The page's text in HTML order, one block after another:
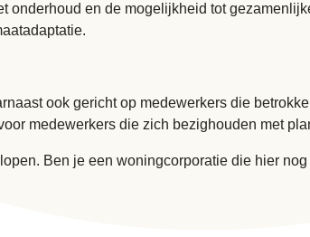
en de mogelijkheid tot
ook gericht op medewerkers die
medewerkers die zich bezighouden met
Ben je een woningcorporatie die hier